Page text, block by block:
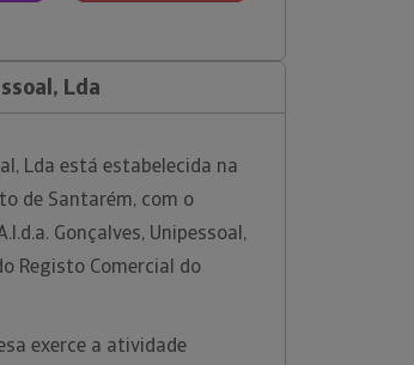
Lda
Lda está estabelecida na
de Santarém, com o
Gonçalves, Unipessoal,
Registo Comercial do
exerce a atividade